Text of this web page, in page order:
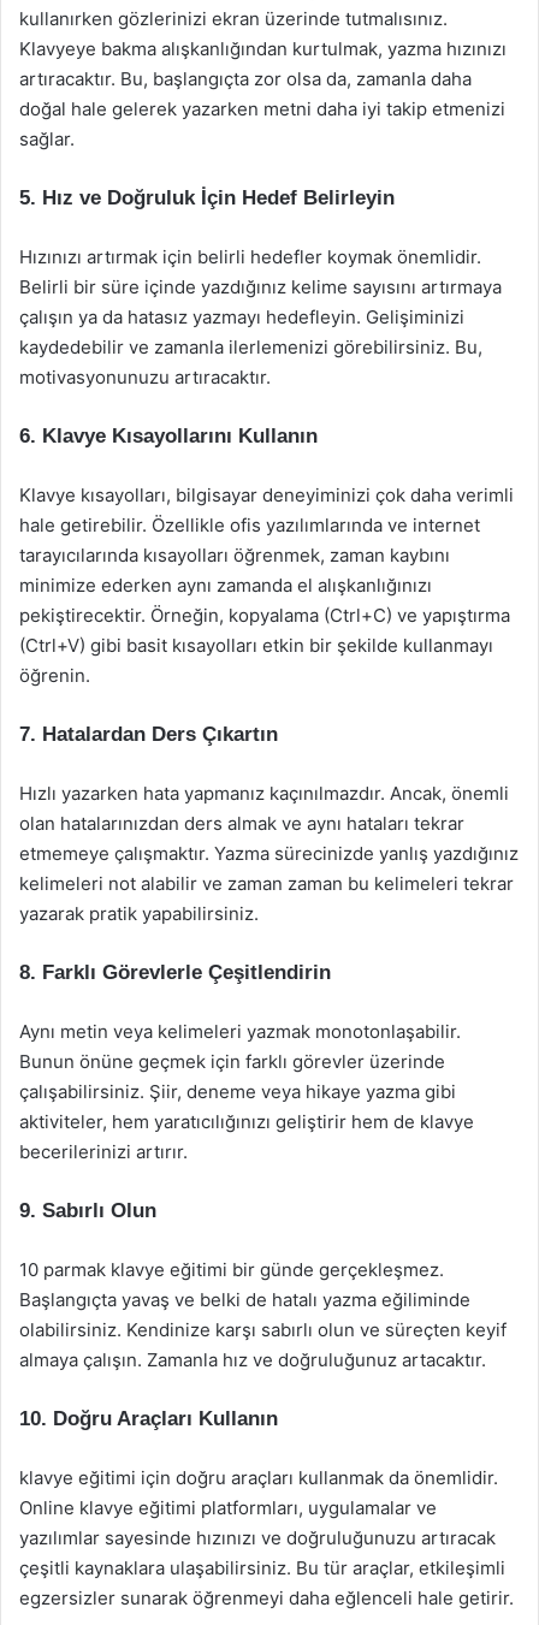
kullanırken gözlerinizi ekran üzerinde tutmalısınız.
Klavyeye bakma alışkanlığından kurtulmak, yazma hızınızı
artıracaktır. Bu, başlangıçta zor olsa da, zamanla daha
doğal hale gelerek yazarken metni daha iyi takip etmenizi
sağlar.
5. Hız ve Doğruluk İçin Hedef Belirleyin
Hızınızı artırmak için belirli hedefler koymak önemlidir.
Belirli bir süre içinde yazdığınız kelime sayısını artırmaya
çalışın ya da hatasız yazmayı hedefleyin. Gelişiminizi
kaydedebilir ve zamanla ilerlemenizi görebilirsiniz. Bu,
motivasyonunuzu artıracaktır.
6. Klavye Kısayollarını Kullanın
Klavye kısayolları, bilgisayar deneyiminizi çok daha verimli
hale getirebilir. Özellikle ofis yazılımlarında ve internet
tarayıcılarında kısayolları öğrenmek, zaman kaybını
minimize ederken aynı zamanda el alışkanlığınızı
pekiştirecektir. Örneğin, kopyalama (Ctrl+C) ve yapıştırma
(Ctrl+V) gibi basit kısayolları etkin bir şekilde kullanmayı
öğrenin.
7. Hatalardan Ders Çıkartın
Hızlı yazarken hata yapmanız kaçınılmazdır. Ancak, önemli
olan hatalarınızdan ders almak ve aynı hataları tekrar
etmemeye çalışmaktır. Yazma sürecinizde yanlış yazdığınız
kelimeleri not alabilir ve zaman zaman bu kelimeleri tekrar
yazarak pratik yapabilirsiniz.
8. Farklı Görevlerle Çeşitlendirin
Aynı metin veya kelimeleri yazmak monotonlaşabilir.
Bunun önüne geçmek için farklı görevler üzerinde
çalışabilirsiniz. Şiir, deneme veya hikaye yazma gibi
aktiviteler, hem yaratıcılığınızı geliştirir hem de klavye
becerilerinizi artırır.
9. Sabırlı Olun
10 parmak klavye eğitimi bir günde gerçekleşmez.
Başlangıçta yavaş ve belki de hatalı yazma eğiliminde
olabilirsiniz. Kendinize karşı sabırlı olun ve süreçten keyif
almaya çalışın. Zamanla hız ve doğruluğunuz artacaktır.
10. Doğru Araçları Kullanın
klavye eğitimi için doğru araçları kullanmak da önemlidir.
Online klavye eğitimi platformları, uygulamalar ve
yazılımlar sayesinde hızınızı ve doğruluğunuzu artıracak
çeşitli kaynaklara ulaşabilirsiniz. Bu tür araçlar, etkileşimli
egzersizler sunarak öğrenmeyi daha eğlenceli hale getirir.